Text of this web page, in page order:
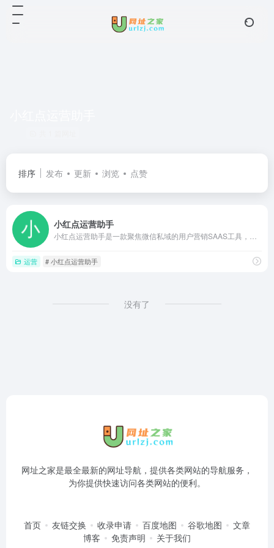
排序 发布 更新 浏览 点赞
小红点运营助手
运营 # 小红点运营助手
没有了
网址之家是最全最新的网址导航，提供各类网站的导航服务，
为你提供快速访问各类网站的便利。
首页 友链交换 收录申请 百度地图 谷歌地图
文章
博客
免责声明 关于我们